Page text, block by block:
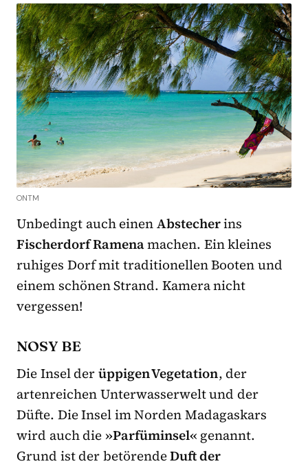
ONTM
Unbedingt auch einenAbstecherins
Fischerdorf Ramenamachen. Ein kleines
ruhiges Dorf mit traditionellen Booten und
einem schönen Strand. Kamera nicht
vergessen!
NOSY BE
Die Insel derüppigen Vegetation, der
artenreichen Unterwasserwelt und der
Düfte. Die Insel im Norden Madagaskars
wird auch die »Parfüminsel« genannt.
Grund ist der betörendeDuft der